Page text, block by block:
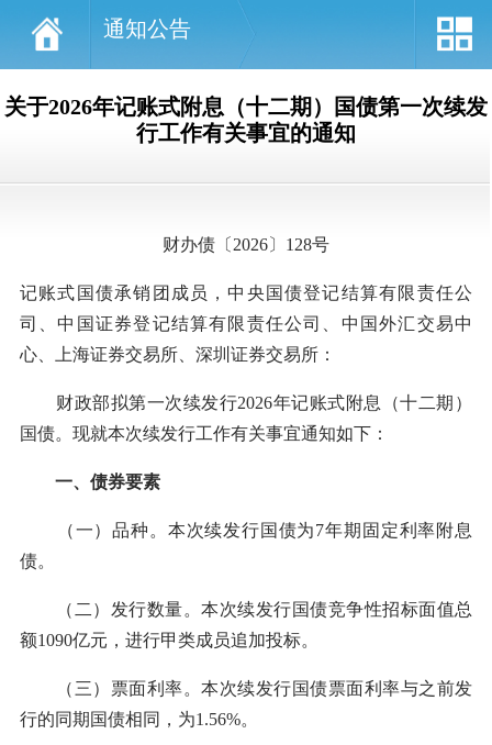
通知公告
关于2026年记账式附息（十二期）国债第一次续发
行工作有关事宜的通知
财办债〔2026〕128号
记账式国债承销团成员，中央国债登记结算有限责任公
司、中国证券登记结算有限责任公司、中国外汇交易中
心、上海证券交易所、深圳证券交易所：
财政部拟第一次续发行2026年记账式附息（十二期）
国债。现就本次续发行工作有关事宜通知如下：
一、债券要素
（一）品种。本次续发行国债为7年期固定利率附息
债。
（二）发行数量。本次续发行国债竞争性招标面值总
额1090亿元，进行甲类成员追加投标。
（三）票面利率。本次续发行国债票面利率与之前发
行的同期国债相同，为1.56%。